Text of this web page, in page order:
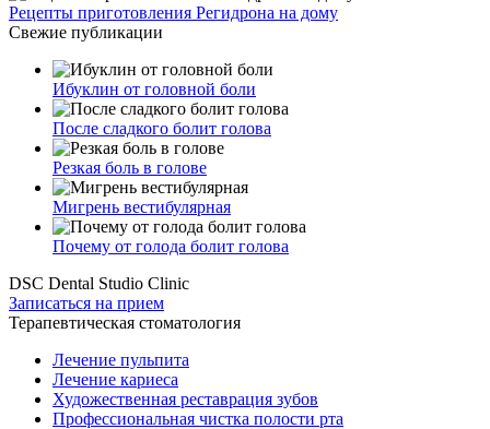
Рецепты приготовления Регидрона на дому
Свежие публикации
Ибуклин от головной боли
После сладкого болит голова
Резкая боль в голове
Мигрень вестибулярная
Почему от голода болит голова
DSC Dental Studio Clinic
Записаться на прием
Терапевтическая стоматология
Лечение пульпита
Лечение кариеса
Художественная реставрация зубов
Профессиональная чистка полости рта